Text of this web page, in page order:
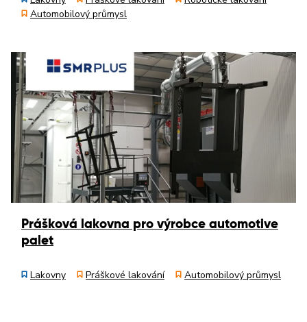
Automobilový průmysl
Prášková lakovna pro výrobce automotive
palet
Lakovny Práškové lakování Automobilový průmysl